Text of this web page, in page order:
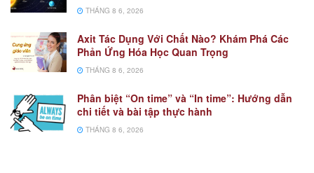
THÁNG 8 6, 2026
Axit Tác Dụng Với Chất Nào? Khám Phá Các
Phản Ứng Hóa Học Quan Trọng
THÁNG 8 6, 2026
Phân biệt “On time” và “In time”: Hướng dẫn
chi tiết và bài tập thực hành
THÁNG 8 6, 2026